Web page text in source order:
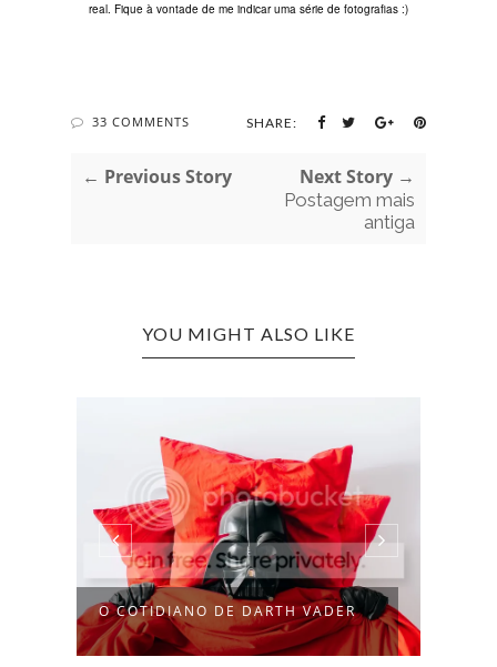
real. Fique à vontade de me indicar uma série de fotografias :)
33 COMMENTS SHARE:
← Previous Story Next Story →
Postagem mais
antiga
YOU MIGHT ALSO LIKE
O COTIDIANO DE DARTH VADER